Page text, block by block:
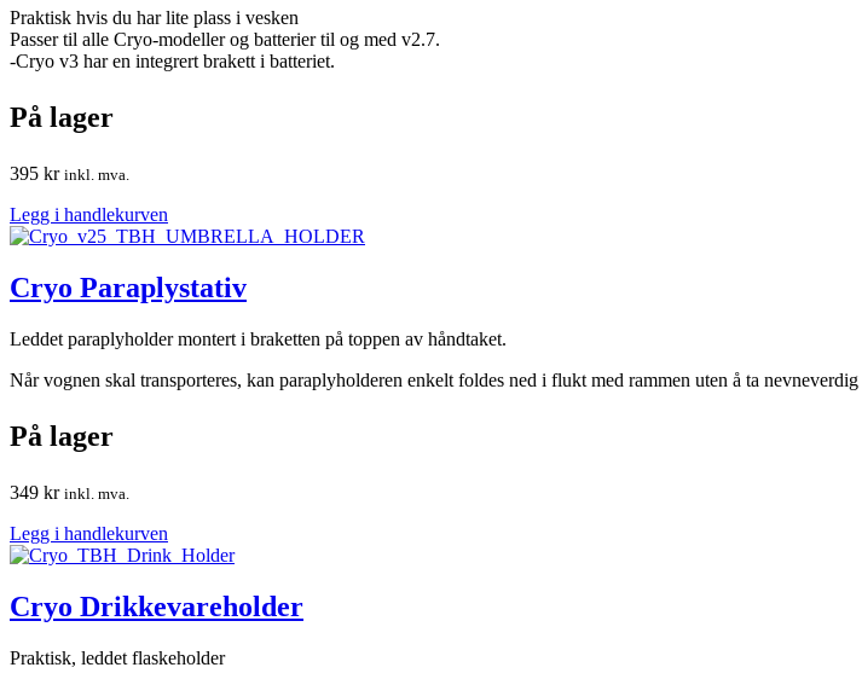
Praktisk hvis du har lite plass i vesken
Passer til alle Cryo-modeller og batterier til og med v2.7.
-Cryo v3 har en integrert brakett i batteriet.
På lager
395 kr inkl. mva.
Legg i handlekurven
Cryo Paraplystativ
Leddet paraplyholder montert i braketten på toppen av håndtaket.
Når vognen skal transporteres, kan paraplyholderen enkelt foldes ned i flukt med rammen uten å ta nevneverdig
På lager
349 kr inkl. mva.
Legg i handlekurven
Cryo Drikkevareholder
Praktisk, leddet flaskeholder